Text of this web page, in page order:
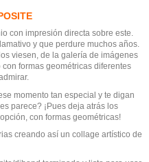
con impresión directa sobre este.
y que perdure muchos años.
viesen, de la galería de imágenes
formas geométricas diferentes
momento tan especial y te digan
parece? ¡Pues deja atrás los
con formas geométricas!
creando así un collage artístico de